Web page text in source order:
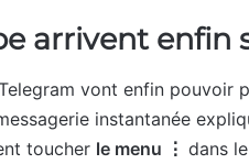
arrivent enfin
vont enfin pouvoir
instantanée
toucher le menu ⋮ dans